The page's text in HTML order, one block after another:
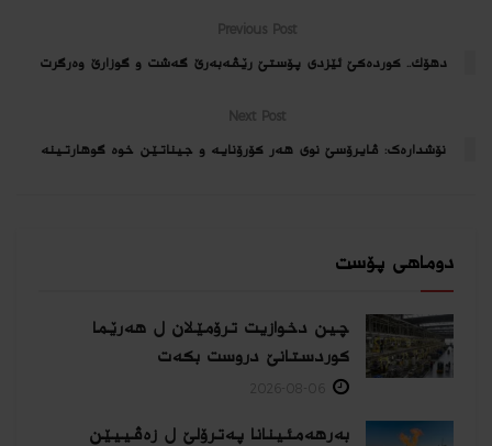
Previous Post
دهۆك.. كورده‌كێ ئێزدی پۆستێ رێڤه‌به‌رێ گه‌شت و گوزارێ وه‌رگرت
Next Post
نۆشدارەک: ڤایرۆسێ نوی ھەر کۆرۆنایە و جیناتێن خوه‌ گوهارتینه‌
دوماهی پۆست
چین دخوازیت ترۆمێلان ل هەرێما
كوردستانێ دروست بكەت
بەرهەمئینانا په‌ترۆلێ ل زه‌ڤییێن